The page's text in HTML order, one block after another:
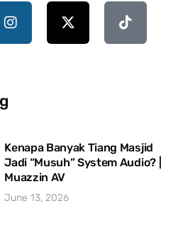
Kenapa Banyak Tiang Masjid
Jadi “Musuh” System Audio? |
Muazzin AV
June 13, 2026